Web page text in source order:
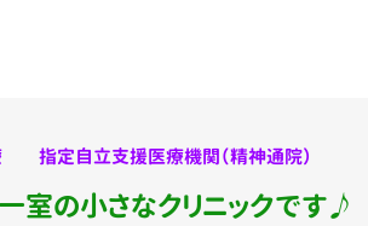
指定自立支援医療機関（精神通院）
室の小さなクリニックです♪